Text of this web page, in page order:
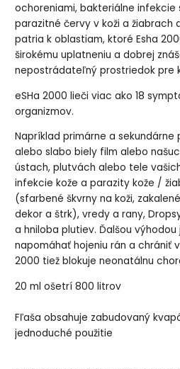
ochoreniami, bakteriálne infekcie
parazitné červy v koži a žiabrach
patria k oblastiam, ktoré Esha
širokému uplatneniu a dobrej
nepostrádateľný prostriedok pre
eSHa 2000 lieči viac ako 18
organizmov.
Napríklad primárne a
alebo slabo biely film alebo
ústach, plutvách alebo tele
infekcie kože a parazity kože /
(sfarbené škvrny na koži,
dekor a štrk), vredy a rany,
a hniloba plutiev. Ďalšou
napomáhať hojeniu rán a chrániť
2000 tiež blokuje neonatálnu
20 ml ošetrí 800 litrov
Fľaša obsahuje zabudovaný
jednoduché použitie